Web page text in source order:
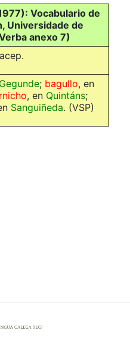
Vocabulario de
Universidade de
anexo 7)
Gegunde; bagullo, en
, en Quintáns;
Sanguiñeda. (VSP)